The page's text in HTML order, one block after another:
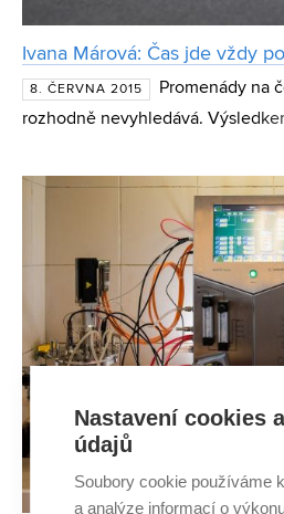
Ivana Márová: Čas jde vždy
8. ČERVNA 2015
Promenády na
rozhodně nevyhledává.
chemické VUT v Brně. Žena,
Nastavení cookies
údajů
Soubory cookie používáme
a analýze informací o